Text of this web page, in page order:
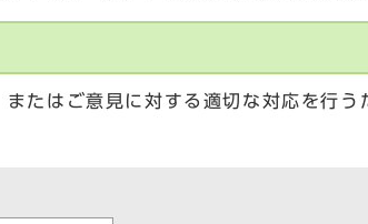
たはご意見に対する適切な対応を行